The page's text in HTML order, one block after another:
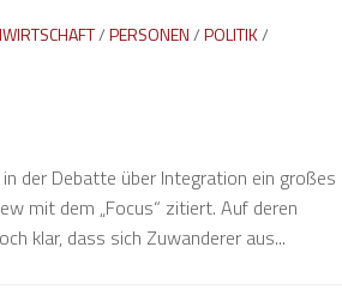
/PERSONEN/POLITIK/
der Debatte über Integration ein großes
mit dem „Focus“ zitiert. Auf deren
klar, dass sich Zuwanderer aus...